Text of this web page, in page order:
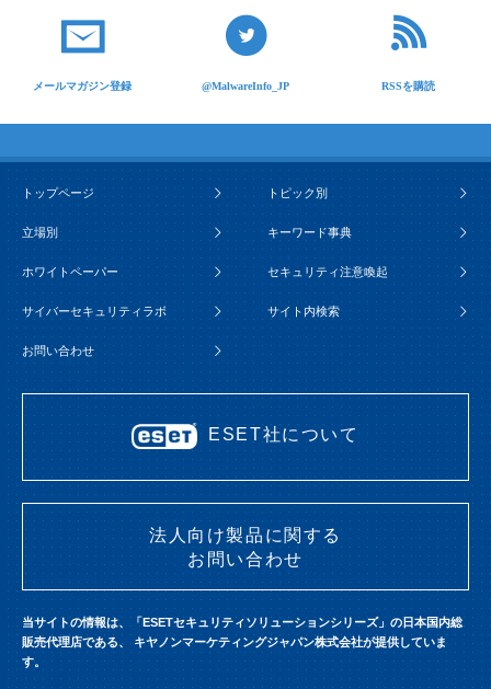
メールマガジン登録 @MalwareInfo_JP RSSを購読
トップページ トピック別
立場別 キーワード事典
ホワイトペーパー セキュリティ注意喚起
サイバーセキュリティラボ サイト内検索
お問い合わせ
ESET社について
法人向け製品に関する
お問い合わせ
当サイトの情報は、「ESETセキュリティソリューションシリーズ」の日本国内総
販売代理店である、 キヤノンマーケティングジャパン株式会社が提供していま
す。